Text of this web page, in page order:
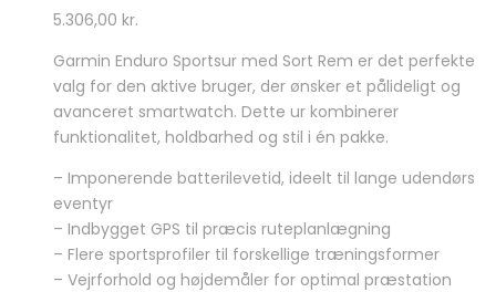
5.306,00 kr.
Garmin Enduro Sportsur med Sort Rem er det perfekte
valg for den aktive bruger, der ønsker et pålideligt og
avanceret smartwatch. Dette ur kombinerer
funktionalitet, holdbarhed og stil i én pakke.
– Imponerende batterilevetid, ideelt til lange udendørs
eventyr
– Indbygget GPS til præcis ruteplanlægning
– Flere sportsprofiler til forskellige træningsformer
– Vejrforhold og højdemåler for optimal præstation